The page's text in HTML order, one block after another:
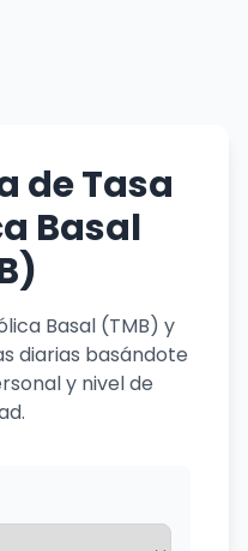
de Tasa
Basal
Basal (TMB) y
diarias basándote
y nivel de